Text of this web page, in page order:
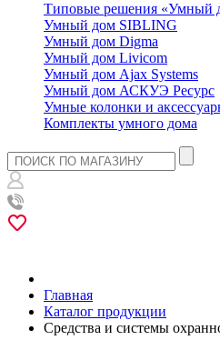
Типовые решения «Умный
Умный дом SIBLING
Умный дом Digma
Умный дом Livicom
Умный дом Ajax Systems
Умный дом АСКУЭ Ресурс
Умные колонки и
Комплекты умного дома
Главная
Каталог продукции
Средства и системы